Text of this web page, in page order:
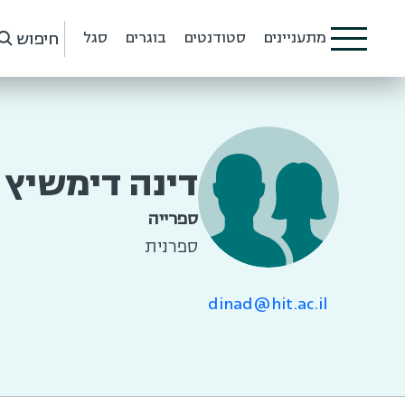
מתעניינים סטודנטים בוגרים סגל חיפוש
dinad@hit.ac.il
דינה דימשיץ
ספרייה
ספרנית